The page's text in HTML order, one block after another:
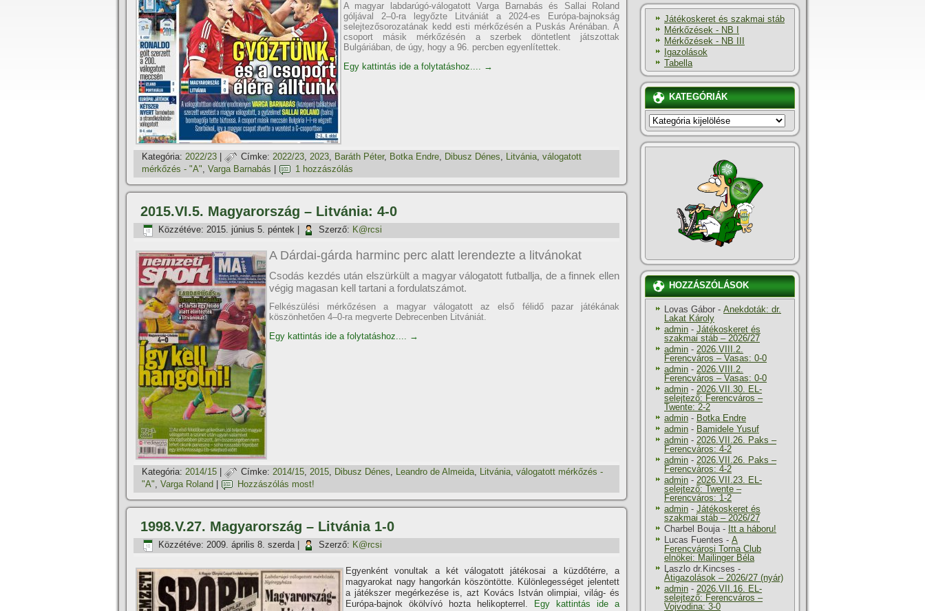
A magyar labdarúgó-válogatott Varga Barnabás és Sallai Roland
góljával 2–0-ra legyőzte Litvániát a 2024-es Európa-bajnokság
selejtezősorozatának kedd esti mérkőzésén a Puskás Arénában. A
csoport másik mérkőzésén a szerbek döntetlent játszottak
Bulgáriában, de úgy, hogy a 96. percben egyenlítettek.
Egy kattintás ide a folytatáshoz.... →
Kategória: 2022/23 Címke: 2022/23, 2023, Baráth Péter, Botka Endre, Dibusz Dénes, Litvánia, válogatott
mérkőzés - "A", Varga Barnabás 1 hozzászólás
2015.VI.5. Magyarország – Litvánia: 4-0
Közzétéve: 2015. június 5. péntek Szerző: K@rcsi
A Dárdai-gárda harminc perc alatt lerendezte a litvánokat
Csodás kezdés után elszürkült a magyar válogatott futballja, de a finnek ellen
végig magasan kell tartani a fordulatszámot.
Felkészülési mérkőzésen a magyar válogatott az első félidő pazar játékának
köszönhetően 4–0-ra megverte Debrecenben Litvániát.
Egy kattintás ide a folytatáshoz.... →
Kategória: 2014/15 Címke: 2014/15, 2015, Dibusz Dénes, Leandro de Almeida, Litvánia, válogatott mérkőzés -
"A", Varga Roland Hozzászólás most!
1998.V.27. Magyarország – Litvánia 1-0
Közzétéve: 2009. április 8. szerda| Szerző: K@rcsi
Egyenként vonultak a két válogatott játékosai a küzdőtérre, a
magyarokat nagy hangorkán köszöntötte. Különlegességet jelentett
a játékszer megérkezése is, azt Kovács István olimpiai, világ- és
Európa-bajnok ökölví­vó hozta helikopterrel.
Egy kattintás ide a
Játékoskeret és szakmai stáb
Mérkőzések - NB I
Mérkőzések - NB III
Igazolások
Tabella
KATEGÓRIÁK
KATEGÓRIÁK
HOZZÁSZÓLÁSOK
Lovas Gábor - Anekdoták: dr.
Lakat Károly
admin - Játékoskeret és
szakmai stáb – 2026/27
admin - 2026.VIII.2.
Ferencváros – Vasas: 0-0
admin - 2026.VIII.2.
Ferencváros – Vasas: 0-0
admin - 2026.VII.30. EL-
selejtező: Ferencváros –
Twente: 2-2
admin - Botka Endre
admin - Bamidele Yusuf
admin - 2026.VII.26. Paks –
Ferencváros: 4-2
admin - 2026.VII.26. Paks –
Ferencváros: 4-2
admin - 2026.VII.23. EL-
selejtező: Twente –
Ferencváros: 1-2
admin - Játékoskeret és
szakmai stáb – 2026/27
Charbel Bouja- Itt a háboru!
Lucas Fuentes - A
Ferencvárosi Torna Club
elnökei: Mailinger Béla
Laszlo dr.Kincses -
Átigazolások – 2026/27 (nyár)
admin - 2026.VII.16. EL-
selejtező: Ferencváros –
Vojvodina: 3-0